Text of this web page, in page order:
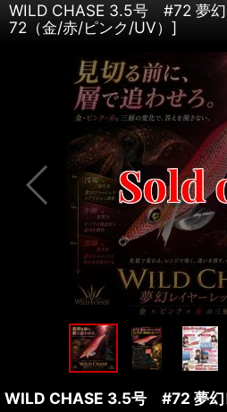
WILD CHASE 3.5号 #72 夢幻
72（金/赤/ピンク/UV） ]
WILD CHASE 3.5号 #72 夢幻